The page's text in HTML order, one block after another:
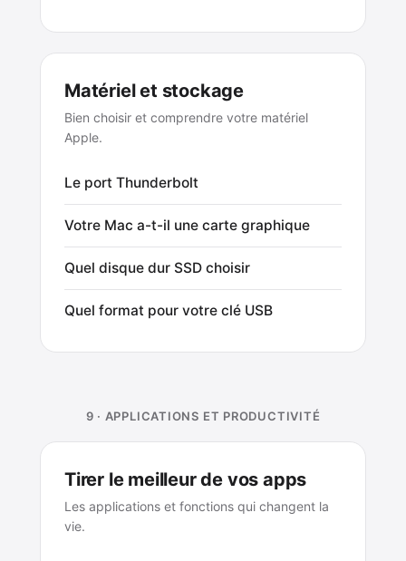
Matériel et stockage
Bien choisir et comprendre votre matériel
Apple.
Le port Thunderbolt
Votre Mac a-t-il une carte graphique
Quel disque dur SSD choisir
Quel format pour votre clé USB
9 · APPLICATIONS ET PRODUCTIVITÉ
Tirer le meilleur de vos apps
Les applications et fonctions qui changent la
vie.